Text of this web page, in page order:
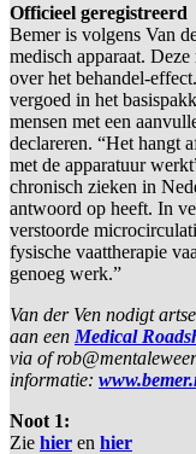
Officieel geregistreerd
Bemer is volgens Van
medisch apparaat.
over het behandel-
vergoed in het
mensen met een
declareren. “Het hangt
met de apparatuur
chronisch zieken in
antwoord op heeft. In
verstoorde
fysische vaattherapie
genoeg werk.”
Van der Ven nodigt
aan een Medical
via of
informatie:
Noot 1:
Zie hier en hier